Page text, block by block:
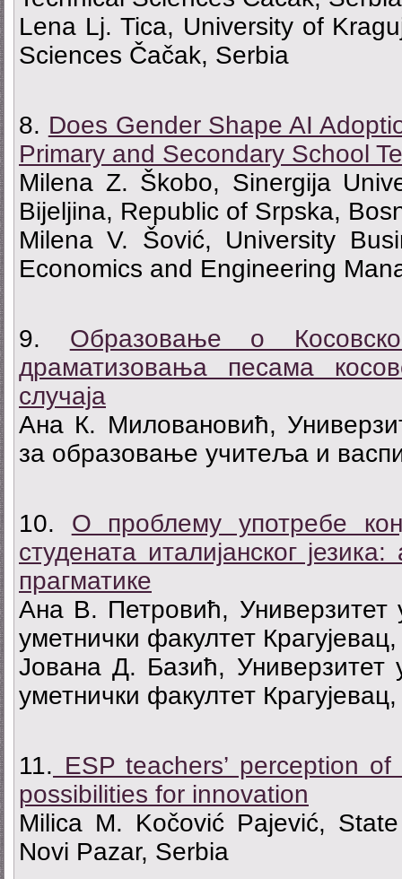
Lena Lj. Tica, University of
Sciences Čačak, Serbia
8. Does Gender Shape AI
Primary and Secondary School
Milena Z. Škobo, Sinergija
Bijeljina, Republic of Srpska,
Milena V. Šović, University
Economics and Engineering
9. Образовање о
драматизовања песама
случаја
Ана К. Миловановић,
за образовање учитеља и
10. О проблему употребе
студената италијанског
прагматике
Ана В. Петровић, Универзитет
уметнички факултет
Јована Д. Базић, Универзитет
уметнички факултет
11. ESP teachers’ perception
possibilities for innovation
Milica M. Kočović Pajević,
Novi Pazar, Serbia